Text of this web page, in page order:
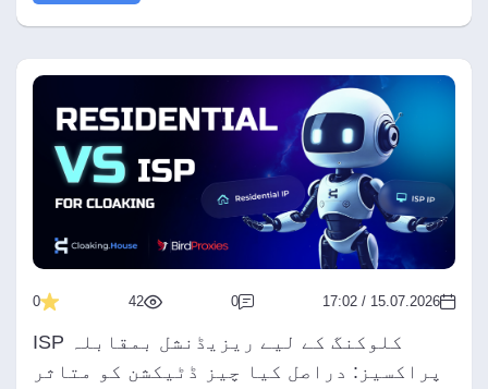
15.07.2026 / 17:02
0
42
0
کلوکنگ کے لیے ریزیڈنشل بمقابلہ ISP
پراکسیز: دراصل کیا چیز ڈٹیکشن کو متاثر